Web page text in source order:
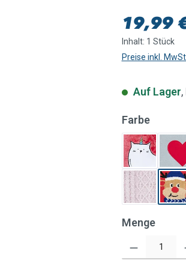
Regulärer
19,99
Inhalt: 1 Stück
Preise inkl.
Auf Lager
Farbe
Einhorn
Pullover
Menge